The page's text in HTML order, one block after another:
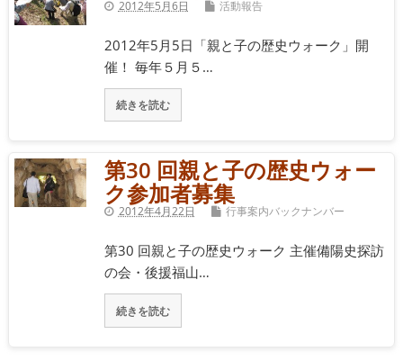
2012年5月6日 活動報告
2012年5月5日「親と子の歴史ウォーク」開
催！ 毎年５月５…
続きを読む
第30 回親と子の歴史ウォー
ク参加者募集
2012年4月22日 行事案内バックナンバー
第30 回親と子の歴史ウォーク 主催備陽史探訪
の会・後援福山…
続きを読む